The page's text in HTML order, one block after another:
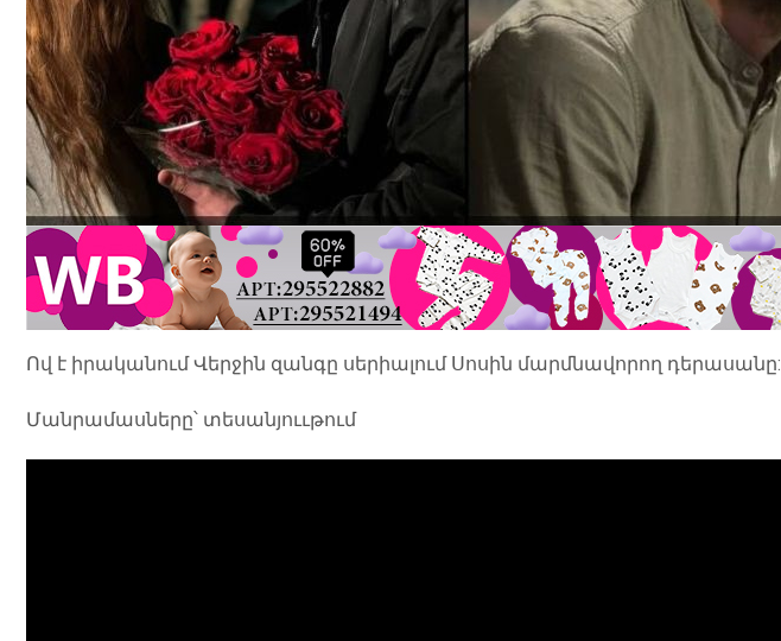
Ով է իրականում Վերջին զանգը սերիալում Սոսին մարմնավորող դերասանը:
Մանրամասները՝ տեսանյոււթում